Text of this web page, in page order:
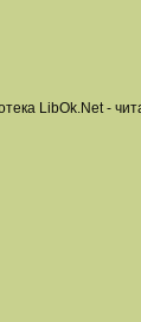
LibOk.Net -